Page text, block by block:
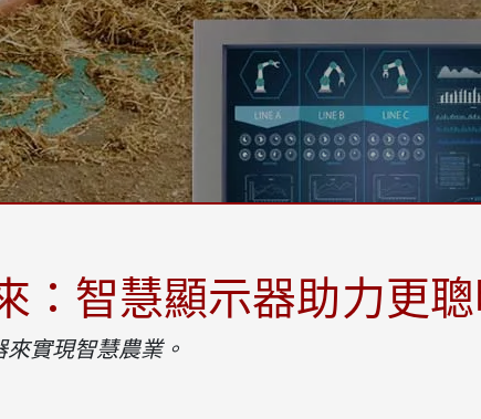
物聯網閘道器
電閘道器
More
醫管等級工業電腦
醫管等級顯示器
和天然氣, ATEX等級
等級強固型平板電腦
等級強固型手持行動電腦
等級工業電腦
More
人工智慧電腦
邊緣運算人工智慧移動電腦
邊緣運算人工智慧工業電腦
邊緣運算人工智慧嵌入式電
：智慧顯示器助力更
實現智慧農業。